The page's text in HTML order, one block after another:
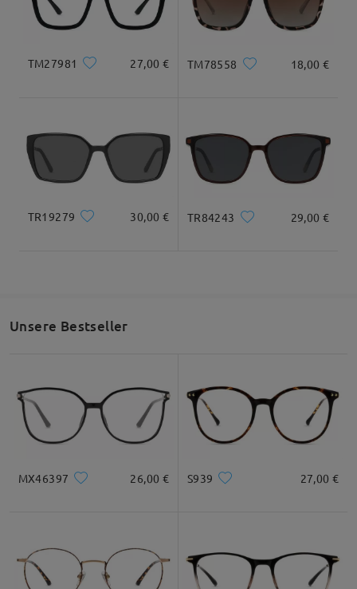
Geliefert
TM27981 27,00 € TM78558 18,00 €
TR19279 30,00 € TR84243 29,00 €
Unsere Bestseller
MX46397 26,00 € S939 27,00 €